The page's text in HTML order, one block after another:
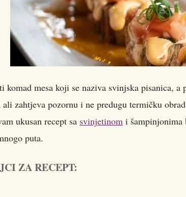
komad mesa koji se naziva svinjska pisanica, a
zahtjeva pozornu i ne predugu termičku
ukusan recept sa svinjetinom i
puta.
ZA RECEPT: